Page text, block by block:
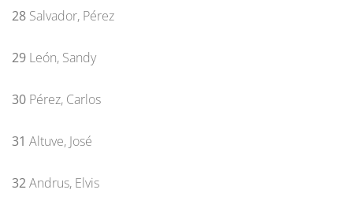
28 Salvador, Pérez
29 León, Sandy
30 Pérez, Carlos
31 Altuve, José
32Andrus, Elvis